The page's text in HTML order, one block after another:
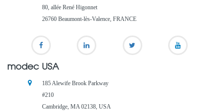
80, allée René Higonnet
26760 Beaumont-lès-Valence, FRANCE
modec USA
185 Alewife Brook Parkway
#210
Cambridge, MA 02138, USA